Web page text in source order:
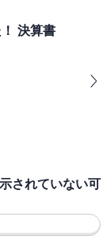
決算書
されていない可